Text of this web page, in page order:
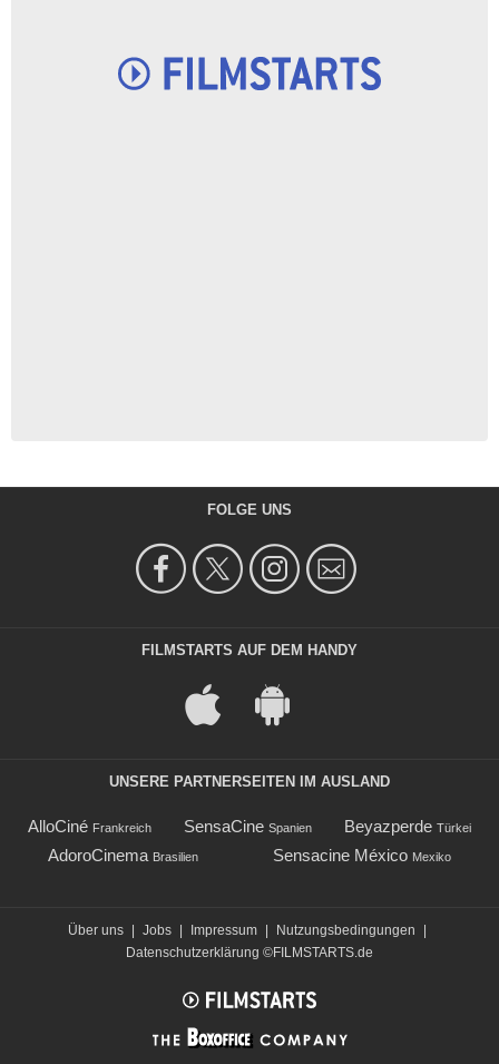
FOLGE UNS
FILMSTARTS AUF DEM HANDY
UNSERE PARTNERSEITEN IM AUSLAND
AlloCiné Frankreich SensaCine Spanien Beyazperde Türkei
AdoroCinema Brasilien Sensacine México Mexiko
Über uns | Jobs | Impressum | Nutzungsbedingungen
|
Datenschutzerklärung ©FILMSTARTS.de